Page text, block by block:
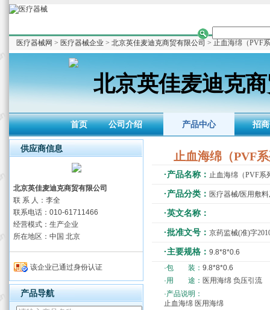
医疗器械网 > 医疗器械企业 > 北京英佳麦迪克商贸有限公司 > 止血海绵（PVF
北京英佳麦迪克
首页 公司介绍 产品中心 招
止血海绵（PVF
·产品名称： 止血海绵（PVF系
·产品分类： 医疗器械/医用敷
·英文名称：
·批准文号： 京药监械(准)字
·主要规格： 9.8*8*0.6
·包 装： 9.8*8*0.6
·用 途： 医用海绵 负压引流
·产品说明：
止血海绵 医用海绵
供应商信息
北京英佳麦迪克商贸有限公司
联 系 人：李全
联系电话：010-61711466
经营模式：生产企业
所在地区：中国 北京
该企业已通过身份认证
产品导航